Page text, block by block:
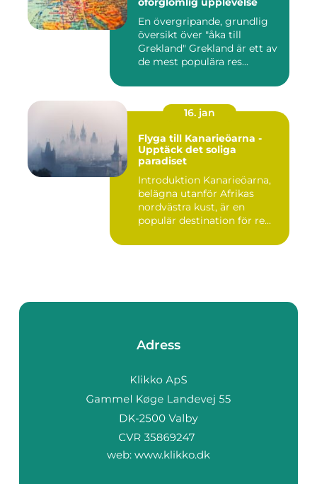
En övergripande, grundlig
översikt över "åka till
Grekland" Grekland är ett av
de mest populära res...
16. jan
Flyga till Kanarieöarna -
Upptäck det soliga
paradiset
Introduktion Kanarieöarna,
belägna utanför Afrikas
nordvästra kust, är en
populär destination för re...
Adress
web: www.klikko.dk